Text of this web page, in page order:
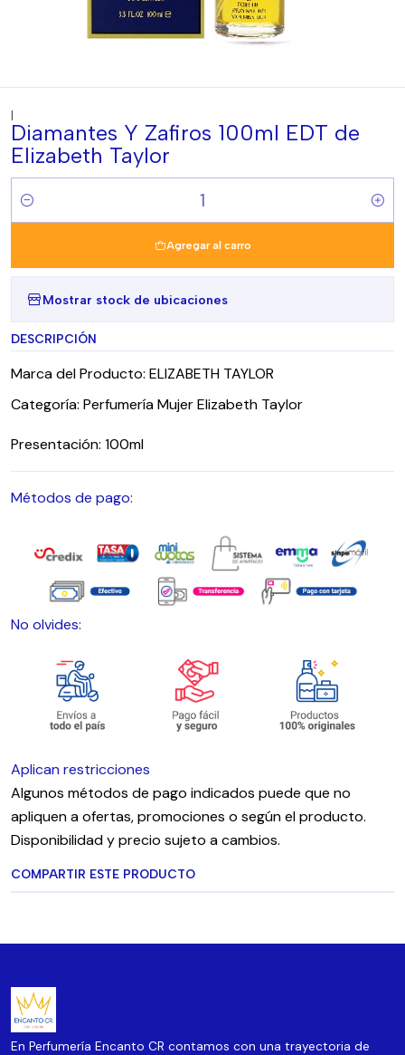
|
Diamantes Y Zafiros 100ml EDT de
Elizabeth Taylor
Cantidad
Agregar al carro
Mostrar stock de ubicaciones
DESCRIPCIÓN
Marca del Producto: ELIZABETH TAYLOR
Categoría: Perfumería Mujer Elizabeth Taylor
Presentación: 100ml
Métodos de pago:
No olvides:
Aplican restricciones
Algunos métodos de pago indicados puede que no
apliquen a ofertas, promociones o según el producto.
Disponibilidad y precio sujeto a cambios.
COMPARTIR ESTE PRODUCTO
En Perfumería Encanto CR contamos con una trayectoria de